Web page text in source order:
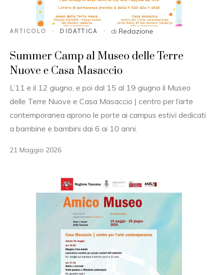
ARTICOLO DIDATTICA di Redazione
Summer Camp al Museo delle Terre
Nuove e Casa Masaccio
L’11 e il 12 giugno, e poi dal 15 al 19 giugno il Museo
delle Terre Nuove e Casa Masaccio | centro per l’arte
contemporanea aprono le porte ai campus estivi dedicati
a bambine e bambini dai 6 ai 10 anni.
21 Maggio 2026